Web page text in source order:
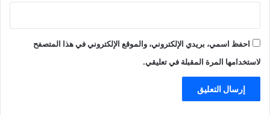
احفظ اسمي، بريدي الإلكتروني، والموقع الإلكتروني في هذا المتصفح
لاستخدامها المرة المقبلة في تعليقي.